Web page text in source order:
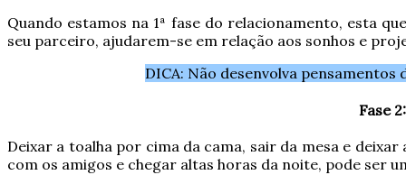
Quando estamos na 1ª fase do relacionamento, esta
seu parceiro, ajudarem-se em relação aos sonhos e
DICA: Não desenvolva
Fase
Deixar a toalha por cima da cama, sair da mesa e
com os amigos e chegar altas horas da noite, pode ser